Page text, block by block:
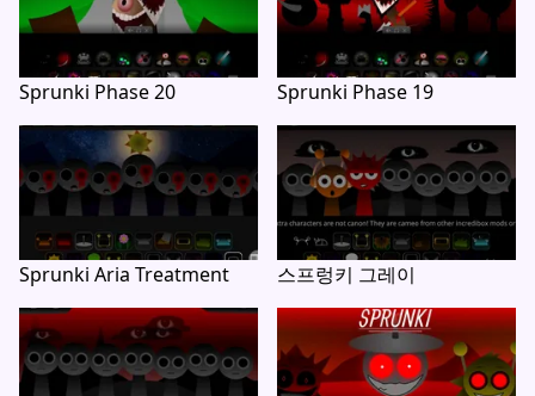
Sprunki Phase 20 Sprunki Phase 19
Sprunki Aria Treatment 스프렁키 그레이